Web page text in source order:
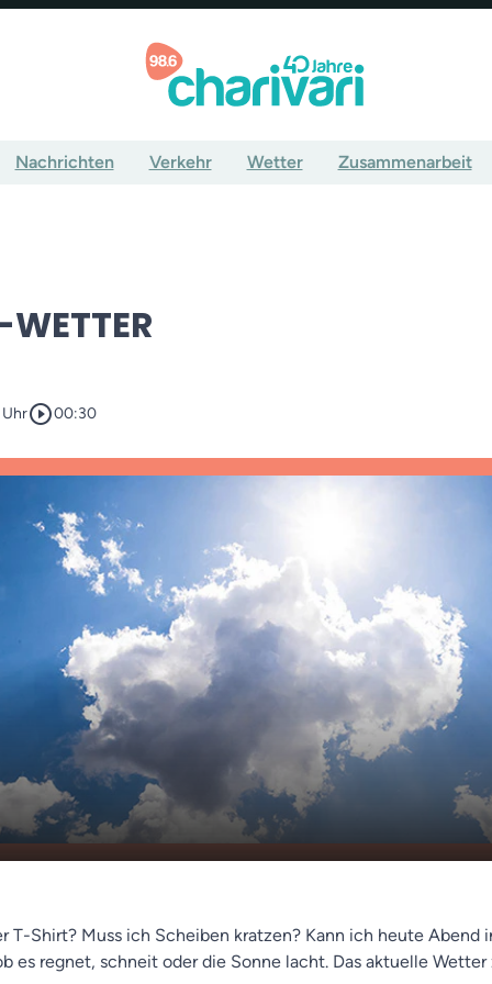
Nachrichten Verkehr Wetter Zusammenarbeit
Uhrplay_circle_outline00:30
T-Shirt? Muss ich Scheiben kratzen? Kann ich heute Abend
es regnet, schneit oder die Sonne lacht. Das aktuelle